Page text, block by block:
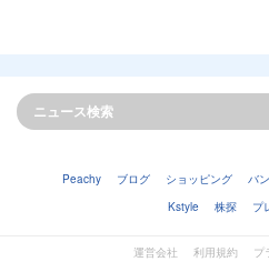
Peachy ブログ ショッピング バ
Kstyle
株探 プ
運営会社 利用規約 プ